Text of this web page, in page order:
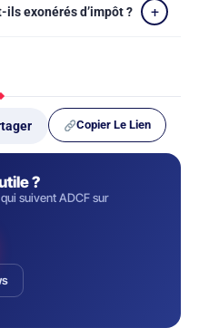
exonérés d’impôt ?
Copier Le Lien
?
suivent ADCF sur